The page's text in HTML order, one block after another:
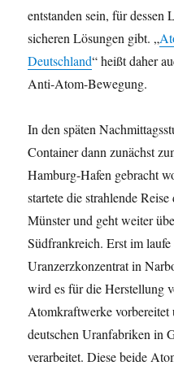
entstanden sein, für
sicheren Lösungen gibt. „
Deutschland“ heißt daher
Anti-Atom-Bewegung.
In den späten
Container dann zunächst
Hamburg-Hafen gebracht
startete die strahlende
Münster und geht weiter
Südfrankreich. Erst im
Uranzerzkonzentrat in
wird es für die Herstellung
Atomkraftwerke vorbereitet
deutschen Uranfabriken in
verarbeitet. Diese beide